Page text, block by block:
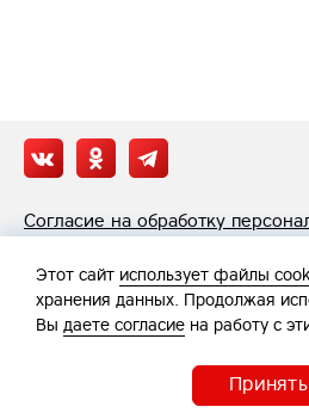
Согласие на обработку
Этот сайт использует файлы
хранения данных. Продолжая
Вы даете согласие на работу с
Принять